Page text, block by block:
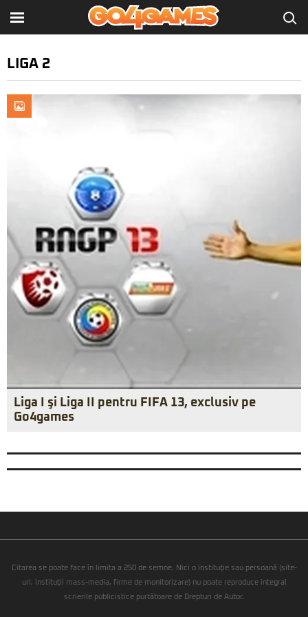
LIGA 2
Liga I şi Liga II pentru FIFA 13, exclusiv pe
Go4games
Citarea se poate face în limita a 250 de semne. Nici o instituţie sau persoană (site-
uri, instituţii mass-media, firme de monitorizare) nu poate reproduce integral
scrierile publicistice purtătoare de Drepturi de Autor.